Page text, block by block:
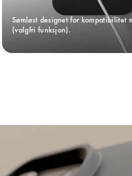
Sømløst designet for kompatibilitet
(valgfri funksjon).